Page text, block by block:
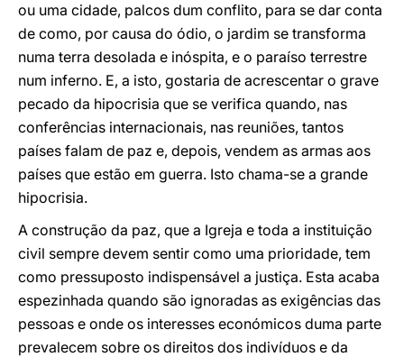
ou uma cidade, palcos dum conflito, para se dar conta
de como, por causa do ódio, o jardim se transforma
numa terra desolada e inóspita, e o paraíso terrestre
num inferno. E, a isto, gostaria de acrescentar o grave
pecado da hipocrisia que se verifica quando, nas
conferências internacionais, nas reuniões, tantos
países falam de paz e, depois, vendem as armas aos
países que estão em guerra. Isto chama-se a grande
hipocrisia.
A construção da paz, que a Igreja e toda a instituição
civil sempre devem sentir como uma prioridade, tem
como pressuposto indispensável a justiça. Esta acaba
espezinhada quando são ignoradas as exigências das
pessoas e onde os interesses económicos duma parte
prevalecem sobre os direitos dos indivíduos e da